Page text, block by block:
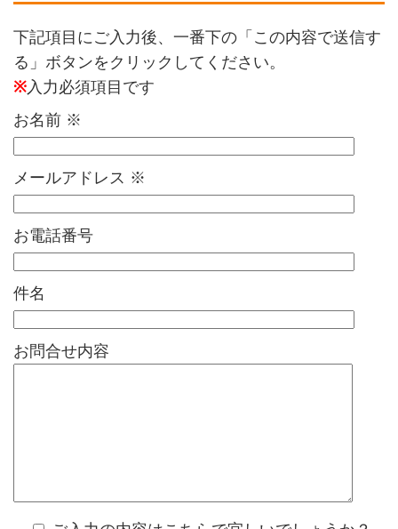
下記項目にご入力後、一番下の「この内容で送信す
る」ボタンをクリックしてください。
※入力必須項目です
お名前 ※
メールアドレス ※
お電話番号
件名
お問合せ内容